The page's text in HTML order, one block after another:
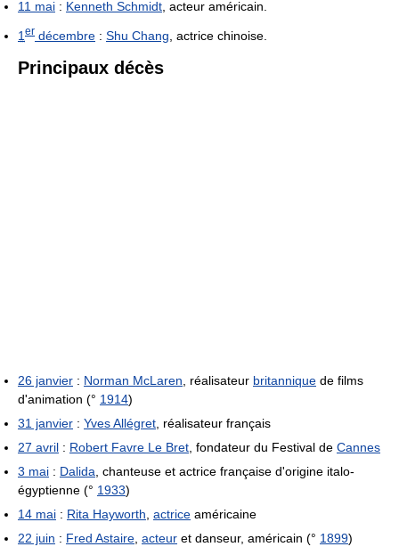
11 mai : Kenneth Schmidt , acteur américain.
1 er décembre : Shu Chang , actrice chinoise.
Principaux décès
26 janvier : Norman McLaren , réalisateur britannique de films
d'animation (° 1914)
31 janvier : Yves Allégret , réalisateur français
27 avril : Robert Favre Le Bret , fondateur du Festival de Cannes
3 mai : Dalida , chanteuse et actrice française d'origine italo-
égyptienne (° 1933)
14 mai : Rita Hayworth actrice américaine
22 juin : Fred Astaire acteur et danseur, américain (° 1899)